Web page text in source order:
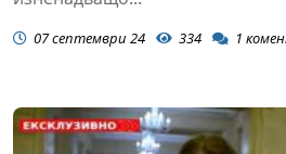
07 септември 24 334 1